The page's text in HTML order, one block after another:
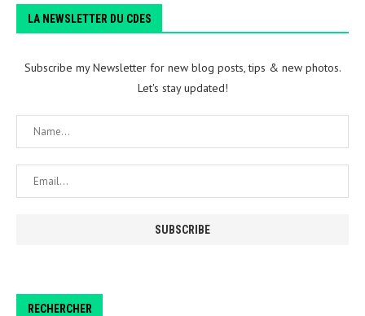
LA NEWSLETTER DU CDES
Subscribe my Newsletter for new blog posts, tips & new photos.
Let's stay updated!
RECHERCHER